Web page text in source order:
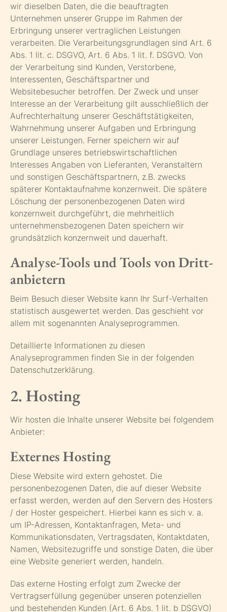
wir dieselben Daten, die die beauftragten
Unternehmen unserer Gruppe im Rahmen der
Erbringung unserer vertraglichen Leistungen
verarbeiten. Die Verarbeitungsgrundlagen sind Art. 6
Abs. 1 lit. c. DSGVO, Art. 6 Abs. 1 lit. f. DSGVO. Von
der Verarbeitung sind Kunden, Verstorbene,
Interessenten, Geschäftspartner und
Websitebesucher betroffen. Der Zweck und unser
Interesse an der Verarbeitung gilt ausschließlich der
Aufrechterhaltung unserer Geschäftstätigkeiten,
Wahrnehmung unserer Aufgaben und Erbringung
unserer Leistungen. Ferner speichern wir auf
Grundlage unseres betriebswirtschaftlichen
Interesses Angaben von Lieferanten, Veranstaltern
und sonstigen Geschäftspartnern, z.B. zwecks
späterer Kontaktaufnahme konzernweit. Die spätere
Löschung der personenbezogenen Daten wird
konzernweit durchgeführt, die mehrheitlich
unternehmensbezogenen Daten speichern wir
grundsätzlich konzernweit und dauerhaft.
Analyse-Tools und Tools von Dritt­
anbietern
Beim Besuch dieser Website kann Ihr Surf-Verhalten
statistisch ausgewertet werden. Das geschieht vor
allem mit sogenannten Analyseprogrammen.
Detaillierte Informationen zu diesen
Analyseprogrammen finden Sie in der folgenden
Datenschutzerklärung.
2. Hosting
Wir hosten die Inhalte unserer Website bei folgendem
Anbieter:
Externes Hosting
Diese Website wird extern gehostet. Die
personenbezogenen Daten, die auf dieser Website
erfasst werden, werden auf den Servern des Hosters
/ der Hoster gespeichert. Hierbei kann es sich v. a.
um IP-Adressen, Kontaktanfragen, Meta- und
Kommunikationsdaten, Vertragsdaten, Kontaktdaten,
Namen, Websitezugriffe und sonstige Daten, die über
eine Website generiert werden, handeln.
Das externe Hosting erfolgt zum Zwecke der
Vertragserfüllung gegenüber unseren potenziellen
und bestehenden Kunden (Art. 6 Abs. 1 lit. b DSGVO)